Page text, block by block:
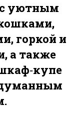
уютным
горкой и
а также